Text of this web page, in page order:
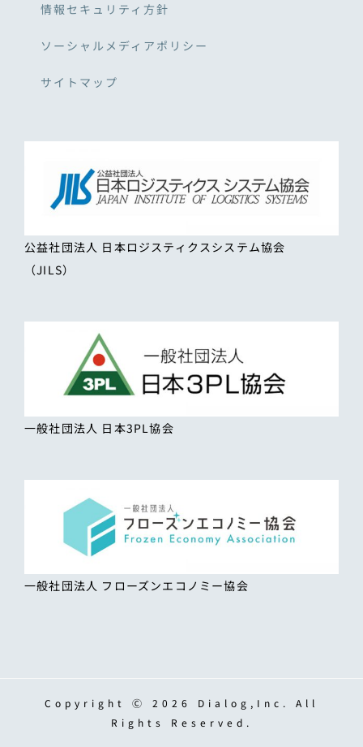
情報セキュリティ方針
ソーシャルメディアポリシー
サイトマップ
公益社団法人 日本ロジスティクスシステム協会
（JILS）
一般社団法人 日本3PL協会
一般社団法人 フローズンエコノミー協会
Copyright Ⓒ 2026 Dialog,Inc. All
Rights Reserved.